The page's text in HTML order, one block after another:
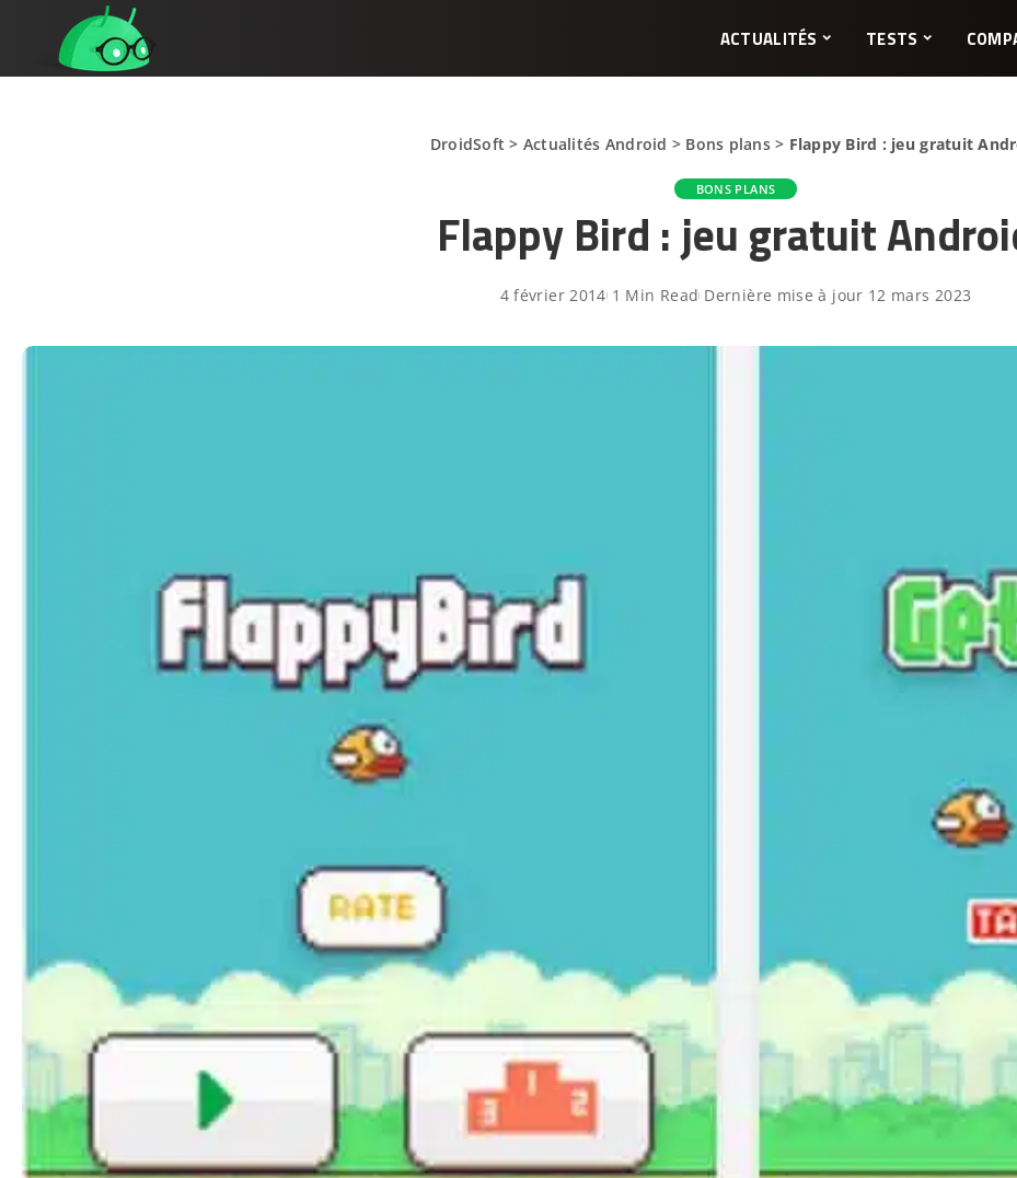
ACTUALITÉS TESTS
DroidSoft > Actualités Android > Bons plans> Flappy Bird : jeu gratuit
BONS PLANS
Flappy Bird : jeu gratuit
4 février 2014 1 Min Read Dernière mise à jour 12 mars 2023